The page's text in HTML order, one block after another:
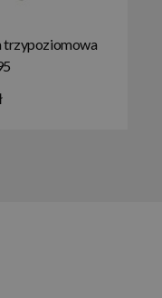
trzypoziomowa